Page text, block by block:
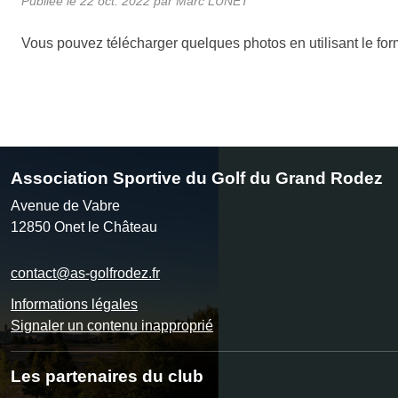
Vous pouvez télécharger quelques photos en utilisant le
Association Sportive du Golf du Grand Rodez
Avenue de Vabre
12850 Onet le Château
contact@as-golfrodez.fr
Informations légales
Signaler un contenu inapproprié
Les partenaires du club